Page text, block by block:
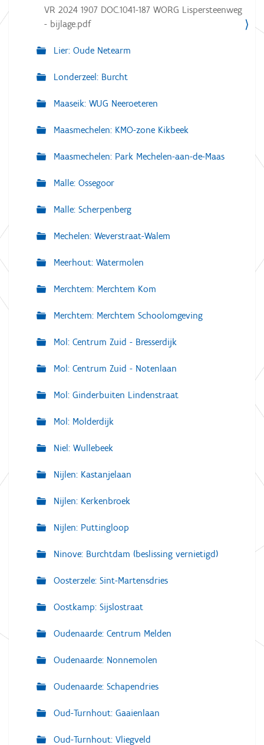
VR 2024 1907 DOC.1041-187 WORG Lispersteenweg
- bijlage.pdf
Lier: Oude Netearm
Londerzeel: Burcht
Maaseik: WUG Neeroeteren
Maasmechelen: KMO-zone Kikbeek
Maasmechelen: Park Mechelen-aan-de-Maas
Malle: Ossegoor
Malle: Scherpenberg
Mechelen: Weverstraat-Walem
Meerhout: Watermolen
Merchtem: Merchtem Kom
Merchtem: Merchtem Schoolomgeving
Mol: Centrum Zuid - Bresserdijk
Mol: Centrum Zuid - Notenlaan
Mol: Ginderbuiten Lindenstraat
Mol: Molderdijk
Niel: Wullebeek
Nijlen: Kastanjelaan
Nijlen: Kerkenbroek
Nijlen: Puttingloop
Ninove: Burchtdam (beslissing vernietigd)
Oosterzele: Sint-Martensdries
Oostkamp: Sijslostraat
Oudenaarde: Centrum Melden
Oudenaarde: Nonnemolen
Oudenaarde: Schapendries
Oud-Turnhout: Gaaienlaan
Oud-Turnhout: Vliegveld